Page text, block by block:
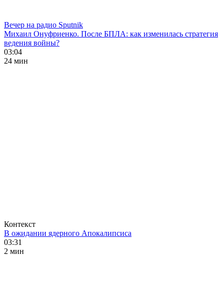
Вечер на радио Sputnik
Михаил Онуфриенко. После БПЛА: как изменилась стратегия
ведения войны?
03:04
24 мин
Контекст
В ожидании ядерного Апокалипсиса
03:31
2 мин